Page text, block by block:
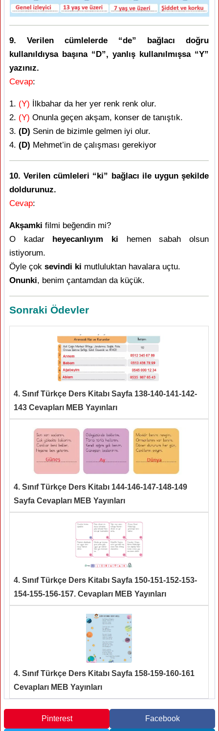
9. Verilen cümlelerde “de” bağlacı doğru
kullanıldıysa başına “D”, yanlış kullanılmışsa “Y”
yazınız.
Cevap:
1. (Y) İlkbahar da her yer renk renk olur.
2. (Y) Onunla geçen akşam, konser de tanıştık.
3. (D) Senin de bizimle gelmen iyi olur.
4. (D) Mehmet’in de çalışması gerekiyor
10. Verilen cümleleri “ki” bağlacı ile uygun şekilde
doldurunuz.
Cevap:
Akşamki filmi beğendin mi?
O kadar
heyecanlıyım ki hemen sabah olsun
istiyorum.
Öyle çok sevindi ki mutluluktan havalara uçtu.
Onunki, benim çantamdan da küçük.
Sonraki Ödevler
4. Sınıf Türkçe Ders Kitabı Sayfa 138-140-141-142-
143 Cevapları MEB Yayınları
4. Sınıf Türkçe Ders Kitabı 144-146-147-148-149
Sayfa Cevapları MEB Yayınları
4. Sınıf Türkçe Ders Kitabı Sayfa 150-151-152-153-
154-155-156-157. Cevapları MEB Yayınları
4. Sınıf Türkçe Ders Kitabı Sayfa 158-159-160-161
Cevapları MEB Yayınları
Pinterest Facebook